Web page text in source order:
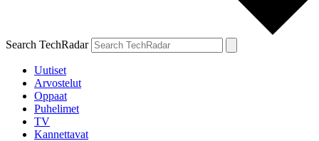
Search TechRadar
Uutiset
Arvostelut
Oppaat
Puhelimet
TV
Kannettavat